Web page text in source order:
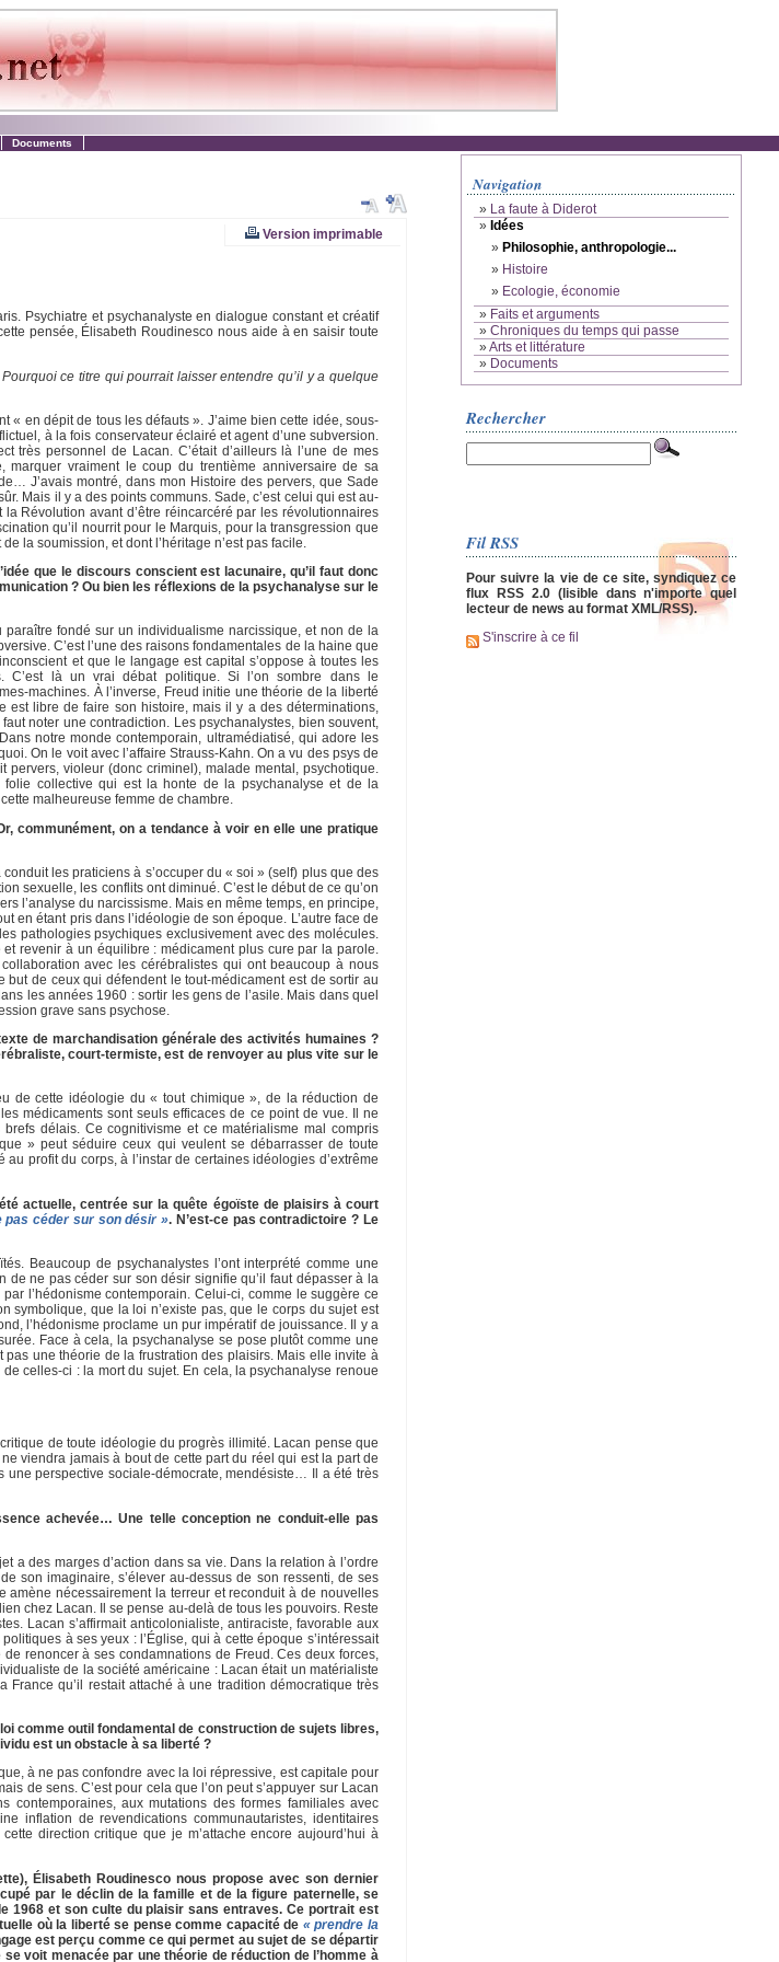
Documents
Version imprimable
Psychiatre et psychanalyste en dialogue constant et créatif
pensée, Élisabeth Roudinesco nous aide à en saisir toute
ce titre qui pourrait laisser entendre qu’il y a quelque
« en dépit de tous les défauts ». J’aime bien cette idée, sous-
à la fois conservateur éclairé et agent d’une subversion.
très personnel de Lacan. C’était d’ailleurs là l’une de mes
marquer vraiment le coup du trentième anniversaire de sa
J’avais montré, dans mon Histoire des pervers, que Sade
Mais il y a des points communs. Sade, c’est celui qui est au-
Révolution avant d’être réincarcéré par les révolutionnaires
qu’il nourrit pour le Marquis, pour la transgression que
la soumission, et dont l’héritage n’est pas facile.
que le discours conscient est lacunaire, qu’il faut donc
? Ou bien les réflexions de la psychanalyse sur le
fondé sur un individualisme narcissique, et non de la
C’est l’une des raisons fondamentales de la haine que
et que le langage est capital s’oppose à toutes les
C’est là un vrai débat politique. Si l’on sombre dans le
machines. À l’inverse, Freud initie une théorie de la liberté
est libre de faire son histoire, mais il y a des déterminations,
noter une contradiction. Les psychanalystes, bien souvent,
notre monde contemporain, ultramédiatisé, qui adore les
On le voit avec l’affaire Strauss-Kahn. On a vu des psys de
violeur (donc criminel), malade mental, psychotique.
folie collective qui est la honte de la psychanalyse et de la
malheureuse femme de chambre.
communément, on a tendance à voir en elle une pratique
les praticiens à s’occuper du « soi » (self) plus que des
sexuelle, les conflits ont diminué. C’est le début de ce qu’on
l’analyse du narcissisme. Mais en même temps, en principe,
en étant pris dans l’idéologie de son époque. L’autre face de
pathologies psychiques exclusivement avec des molécules.
revenir à un équilibre : médicament plus cure par la parole.
avec les cérébralistes qui ont beaucoup à nous
de ceux qui défendent le tout-médicament est de sortir au
les années 1960 : sortir les gens de l’asile. Mais dans quel
grave sans psychose.
de marchandisation générale des activités humaines ?
court-termiste, est de renvoyer au plus vite sur le
de cette idéologie du « tout chimique », de la réduction de
médicaments sont seuls efficaces de ce point de vue. Il ne
délais. Ce cognitivisme et ce matérialisme mal compris
» peut séduire ceux qui veulent se débarrasser de toute
profit du corps, à l’instar de certaines idéologies d’extrême
actuelle, centrée sur la quête égoïste de plaisirs à court
pas céder sur son désir ». N’est-ce pas contradictoire ? Le
Beaucoup de psychanalystes l’ont interprété comme une
de ne pas céder sur son désir signifie qu’il faut dépasser à la
l’hédonisme contemporain. Celui-ci, comme le suggère ce
symbolique, que la loi n’existe pas, que le corps du sujet est
l’hédonisme proclame un pur impératif de jouissance. Il y a
Face à cela, la psychanalyse se pose plutôt comme une
une théorie de la frustration des plaisirs. Mais elle invite à
celles-ci : la mort du sujet. En cela, la psychanalyse renoue
de toute idéologie du progrès illimité. Lacan pense que
viendra jamais à bout de cette part du réel qui est la part de
une perspective sociale-démocrate, mendésiste… Il a été très
achevée… Une telle conception ne conduit-elle pas
a des marges d’action dans sa vie. Dans la relation à l’ordre
son imaginaire, s’élever au-dessus de son ressenti, de ses
amène nécessairement la terreur et reconduit à de nouvelles
chez Lacan. Il se pense au-delà de tous les pouvoirs. Reste
Lacan s’affirmait anticolonialiste, antiraciste, favorable aux
à ses yeux : l’Église, qui à cette époque s’intéressait
renoncer à ses condamnations de Freud. Ces deux forces,
de la société américaine : Lacan était un matérialiste
qu’il restait attaché à une tradition démocratique très
comme outil fondamental de construction de sujets libres,
est un obstacle à sa liberté ?
à ne pas confondre avec la loi répressive, est capitale pour
de sens. C’est pour cela que l’on peut s’appuyer sur Lacan
contemporaines, aux mutations des formes familiales avec
inflation de revendications communautaristes, identitaires
direction critique que je m’attache encore aujourd’hui à
Élisabeth Roudinesco nous propose avec son dernier
par le déclin de la famille et de la figure paternelle, se
1968 et son culte du plaisir sans entraves. Ce portrait est
où la liberté se pense comme capacité de « prendre la
est perçu comme ce qui permet au sujet de se départir
voit menacée par une théorie de réduction de l’homme à
Navigation
» La faute à Diderot
» Idées
» Philosophie, anthropologie...
» Histoire
» Ecologie, économie
» Faits et arguments
» Chroniques du temps qui passe
»Arts et littérature
» Documents
Rechercher
Fil RSS
Pour suivre la vie de ce site, syndiquez ce
flux RSS 2.0 (lisible dans n'importe quel
lecteur de news au format XML/RSS).
S'inscrire à ce fil